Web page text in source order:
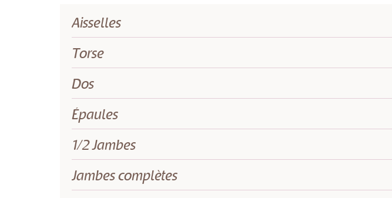
Aisselles
Torse
Dos
Épaules
1/2 Jambes
Jambes complètes